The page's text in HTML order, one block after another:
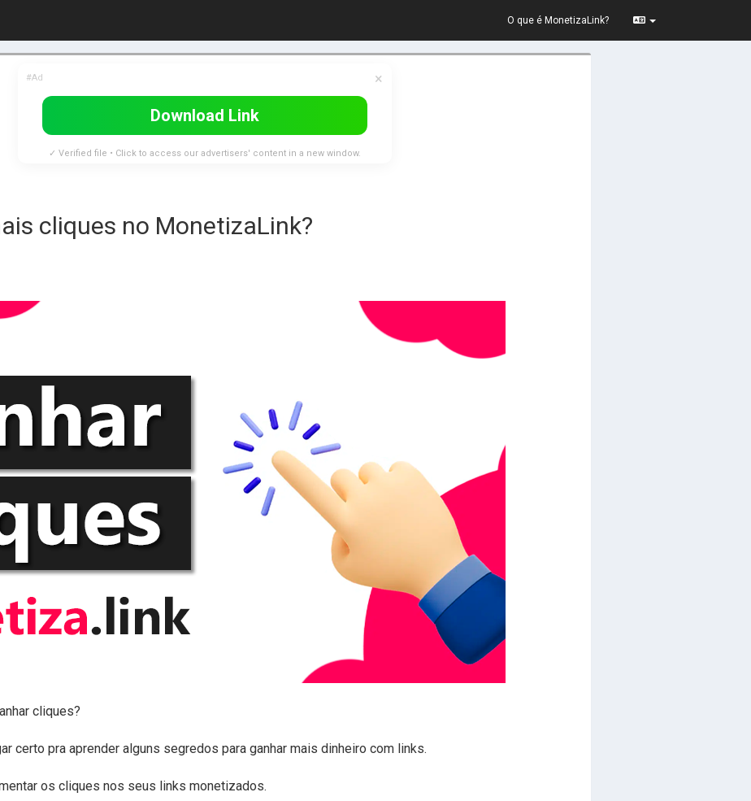
O que é MonetizaLink?
#Ad ×
Download Link
✓ Verified file • Click to access our advertisers' content in a new window.
cliques no MonetizaLink?
cliques?
certo pra aprender alguns segredos para ganhar mais dinheiro com links.
os cliques nos seus links monetizados.